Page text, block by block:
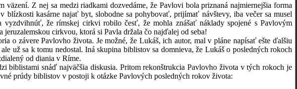
Z nej sa medzi riadkami dozvedáme, že Pavlovi bola priznaná najmiernejšia forma
blízkosti kasárne najať byt, slobodne sa pohybovať, prijímať návštevy, iba večer sa musel
že rímskej cirkvi robilo česť, že mohla znášať náklady spojené s Pavlovým
cirkvou, ktorá si Pavla držala čo najďalej od seba!
Pavlovho života. Je možné, že Lukáš, ich autor, mal v pláne napísať ešte ďalšiu
už sa k tomu nedostal. Iná skupina biblistov sa domnieva, že Lukáš o posledných rokoch
od diania v Ríme.
snáď najväčšia diskusia. Pritom rekonštrukcia Pavlovho života v tých rokoch je
prúdy biblistov v postoji k otázke Pavlových posledných rokov života: